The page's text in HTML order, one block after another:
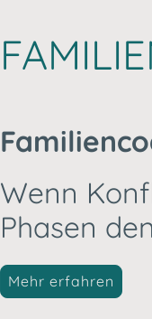
Wenn
Phasen
Mehr erfahren